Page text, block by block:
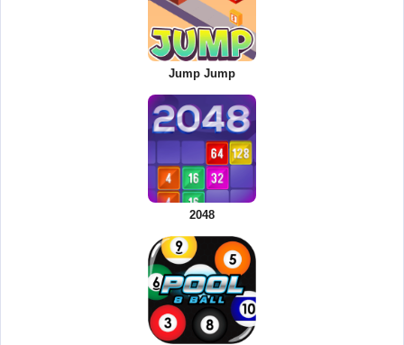
Jump Jump
2048